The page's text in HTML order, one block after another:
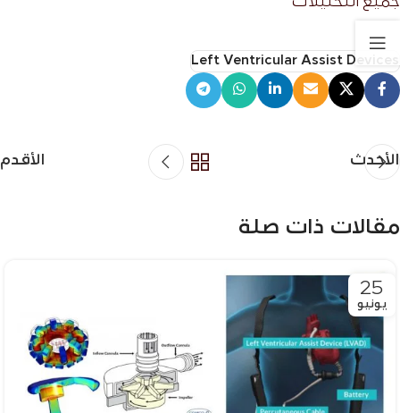
Left Ventricular Assist Devices
الأحدث الأقدم
مقالات ذات صلة
25
يونيو